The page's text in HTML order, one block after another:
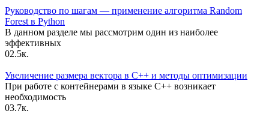
Руководство по шагам — применение алгоритма Random
Forest в Python
В данном разделе мы рассмотрим один из наиболее
эффективных
02.5к.
Увеличение размера вектора в C++ и методы оптимизации
При работе с контейнерами в языке C++ возникает
необходимость
03.7к.